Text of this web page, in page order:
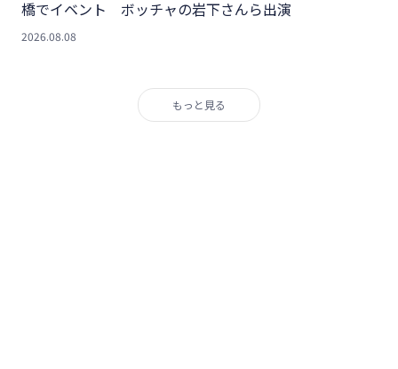
橋でイベント ボッチャの岩下さんら出演
2026.08.08
もっと見る